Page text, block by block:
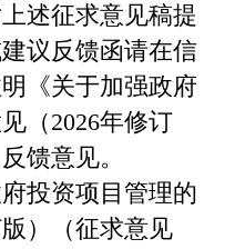
述征求意见稿提
议反馈函请在信
《关于加强政府
（2026年修订
馈意见。
投资项目管理的
）（征求意见